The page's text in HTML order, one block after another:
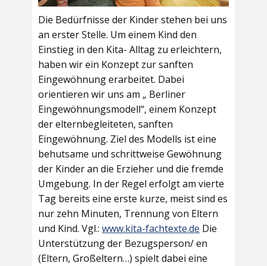
Die Bedürfnisse der Kinder stehen bei uns
an erster Stelle. Um einem Kind den
Einstieg in den Kita- Alltag zu erleichtern,
haben wir ein Konzept zur sanften
Eingewöhnung erarbeitet. Dabei
orientieren wir uns am „ Berliner
Eingewöhnungsmodell“, einem Konzept
der elternbegleiteten, sanften
Eingewöhnung. Ziel des Modells ist eine
behutsame und schrittweise Gewöhnung
der Kinder an die Erzieher und die fremde
Umgebung. In der Regel erfolgt am vierte
Tag bereits eine erste kurze, meist sind es
nur zehn Minuten, Trennung von Eltern
und Kind. Vgl.: www.kita-fachtexte.de Die
Unterstützung der Bezugsperson/ en
(Eltern, Großeltern…) spielt dabei eine